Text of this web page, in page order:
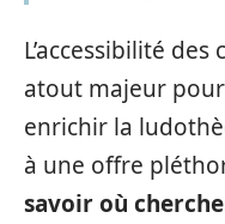
L’accessibilité
atout majeur
enrichir la
à une offre
savoir où